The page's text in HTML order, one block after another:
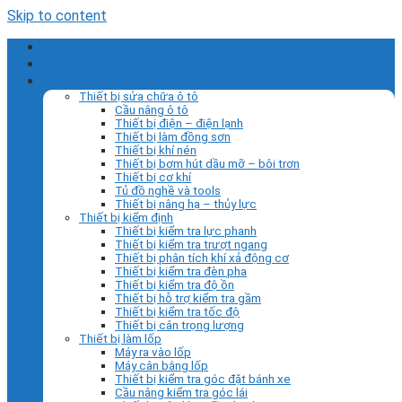
Skip to content
Thiết bị sửa chữa ô tô
Cầu nâng ô tô
Thiết bị điện – điện lạnh
Thiết bị làm đồng sơn
Thiết bị khí nén
Thiết bị bơm hút dầu mỡ – bôi trơn
Thiết bị cơ khí
Tủ đồ nghề và tools
Thiết bị nâng hạ – thủy lực
Thiết bị kiểm định
Thiết bị kiểm tra lực phanh
Thiết bị kiểm tra trượt ngang
Thiết bị phân tích khí xả động cơ
Thiết bị kiểm tra đèn pha
Thiết bị kiểm tra độ ồn
Thiết bị hỗ trợ kiểm tra gầm
Thiết bị kiểm tra tốc độ
Thiết bị cân trọng lượng
Thiết bị làm lốp
Máy ra vào lốp
Máy cân bằng lốp
Thiết bị kiểm tra góc đặt bánh xe
Cầu nâng kiểm tra góc lái